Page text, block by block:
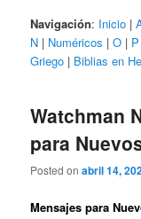
Navigación: Inicio |
N | Numéricos |O | P
Griego | Biblias en
Watchman
para
Posted onabril 14,
Mensajes para